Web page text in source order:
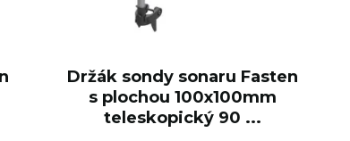
Držák sondy sonaru Fasten
s plochou 100x100mm
teleskopický 90 ...